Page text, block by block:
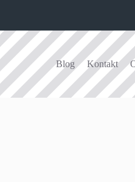
Blog Kontakt